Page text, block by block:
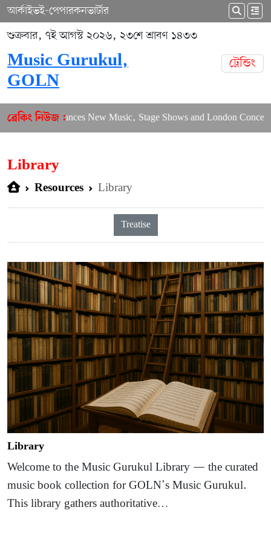
আর্কাইভই-পেপারকনভার্টার
শুক্রবার, ৭ই আগস্ট ২০২৬, ২৩শে শ্রাবণ ১৪৩৩
Music Gurukul,
GOLN
ট্রেন্ডিং
ব্রেকিং নিউজ :
Puja Balances New Music, Stage Shows and London Concerts
Library
Resources Library
Treatise
Library
Welcome to the Music Gurukul Library — the curated
music book collection for GOLN’s Music Gurukul.
This library gathers authoritative…